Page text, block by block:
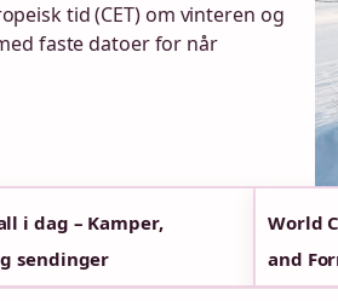
tid (CET) om vinteren og
faste datoer for når
i dag – Kamper,
sendinger
World
and